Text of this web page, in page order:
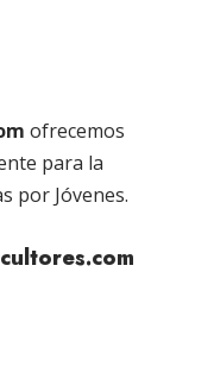
ofrecemos
para la
por Jóvenes.